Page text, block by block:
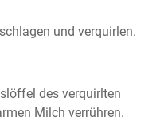
und verquirlen.
des verquirlten
Milch verrühren.